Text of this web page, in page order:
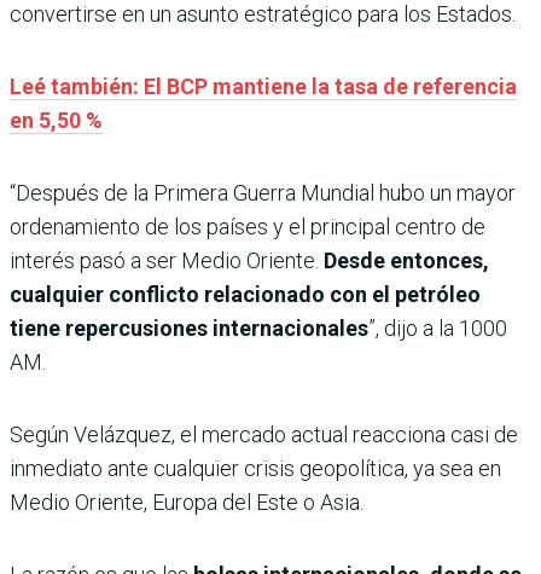
convertirse en un asunto estratégico para los Estados.
Leé también: El BCP mantiene la tasa de referencia
en 5,50 %
“Después de la Primera Guerra Mundial hubo un mayor
ordenamiento de los países y el principal centro de
interés pasó a ser Medio Oriente. Desde entonces,
cualquier conflicto relacionado con el petróleo
tiene repercusiones internacionales”, dijo a la 1000
AM.
Según Velázquez, el mercado actual reacciona casi de
inmediato ante cualquier crisis geopolítica, ya sea en
Medio Oriente, Europa del Este o Asia.